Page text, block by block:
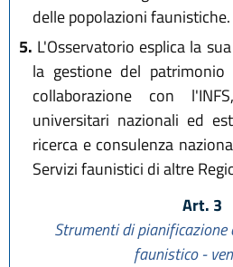
delle popolazioni faunistiche.
5. L'Osservatorio esplica la
la gestione del
collaborazione con
universitari nazionali ed
ricerca e consulenza
Servizi faunistici di altre
Art. 3
Strumenti di pianificazione
faunistico -